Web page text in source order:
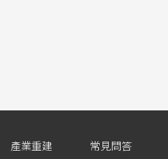
產業重建
常見問答